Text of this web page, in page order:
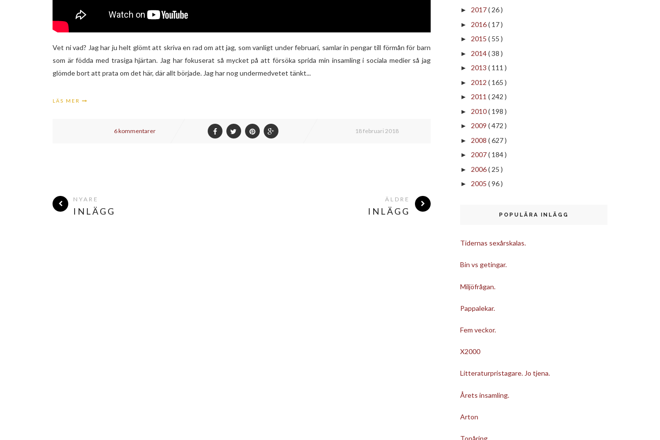
Vet ni vad? Jag har ju helt glömt att skriva en rad om att jag, som vanligt under februari, samlar in pengar till förmån för barn
som är födda med trasiga hjärtan. Jag har fokuserat så mycket på att försöka sprida min insamling i sociala medier så jag
glömde bort att prata om det här, där allt började. Jag har nog undermedvetet tänkt...
LÄS MER
6 kommentarer 18 februari 2018
NYARE
INLÄGG
ÄLDRE
INLÄGG
► 2017( 26 )
► 2016( 17 )
► 2015 ( 55 )
► 2014( 38 )
► 2013 ( 111 )
► 2012 ( 165 )
► 2011 ( 242 )
► 2010( 198 )
► 2009 ( 472 )
► 2008 ( 627 )
► 2007( 184 )
► 2006( 25 )
► 2005 ( 96 )
POPULÄRA INLÄGG
Tidernas sexårskalas.
Bin vs getingar.
Miljöfrågan.
Pappalekar.
Fem veckor.
X2000
Litteraturpristagare. Jo tjena.
Årets insamling.
Arton
Tonåring.